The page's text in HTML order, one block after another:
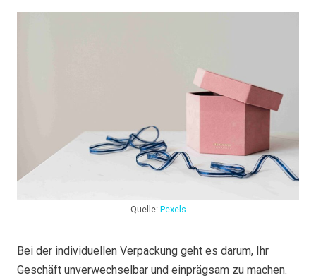
Quelle: Pexels
Bei der individuellen Verpackung geht es darum, Ihr
Geschäft unverwechselbar und einprägsam zu machen.